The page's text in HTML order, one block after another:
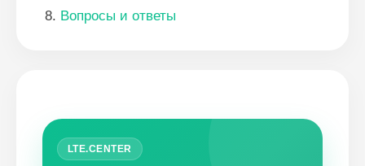
Вопросы и ответы
LTE.CENTER